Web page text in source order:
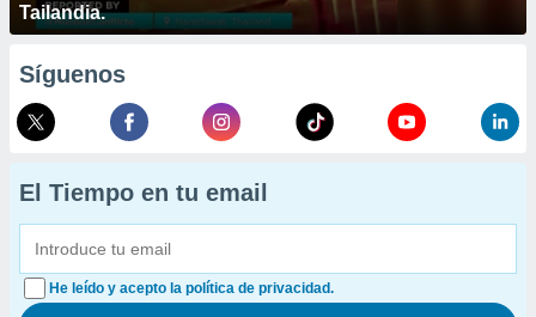
Tailandia.
Síguenos
El Tiempo en tu email
He leído y acepto la política de privacidad.